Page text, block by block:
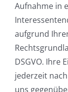
Aufnahme in
aufgrund
DSGVO. Ihre
jederzeit
uns